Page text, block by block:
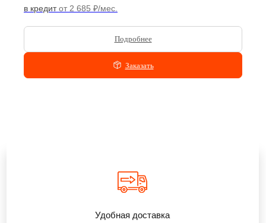
в кредитот 2 685 ₽/мес.
Подробнее
Заказать
Удобная доставка